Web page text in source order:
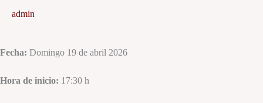
admin
Fecha: Domingo 19 de abril 2026
Hora de inicio: 17:30 h